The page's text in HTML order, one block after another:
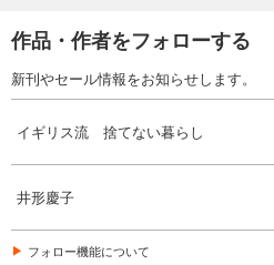
作品・作者をフォローする
新刊やセール情報をお知らせします。
イギリス流 捨てない暮らし
井形慶子
フォロー機能について